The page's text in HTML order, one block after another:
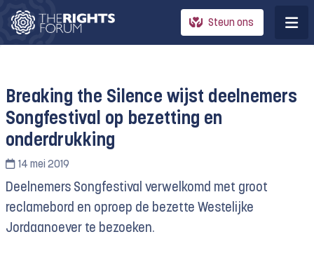
Steun ons
Breaking the Silence wijst deelnemers
Songfestival op bezetting en
onderdrukking
14 mei 2019
Deelnemers Songfestival verwelkomd met groot
reclamebord en oproep de bezette Westelijke
Jordaanoever te bezoeken.